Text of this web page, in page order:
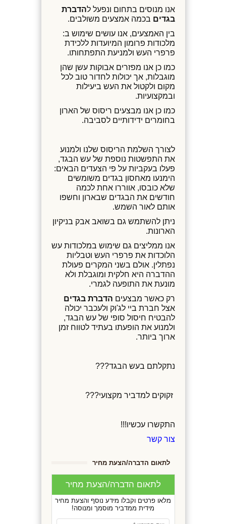
אנו מנוסים בתחום ונפעל להדברת
בגדים בכמה אמצעים משולבים.
בין האמצעים, אנו עושים שימוש ב:
מלכודות פרומון המיועדות ללכידת
פרפרי העש ולמניעת התפתחותו.
כמו כן אנו מפזרים אבוקות עשן שהן
מוגבלות, אך יכולות לחדור טוב לכל
מקום ולקטול את העש ביעילות
ובמקצועיות.
כמו כן אנו מבצעים ריסוס של הארון
בחומרים ידידותיים לסביבה.
לצורך השלמת הריסוס שלנו ולמנוע
את התפשטות נוספת של עש הבגד,
פעלו בעקביות על פי הצעדים הבאים:
הימנעו מאחסון בגדים משומשים
שלא כובסו, אווררו אחת לכמה
חודשים את הבגדים שבארון וחשפו
אותם לאור השמש.
ניתן להשתמש גם בשואב אבק בניקיון
הארונות.
אנו ממליצים גם שימוש במלכודות עש
הלוכדות את פרפרי העש וטבליות
נפתלין. אולם בשני המקרים פעולת
ההדברה היא חלקית ומוגבלת ולא
מונעת את התופעה לגמרי.
רק כאשר מבצעים הדברת בגדים
אצל חברת ביי לג'וק ולעכבר יכולה
להבטיח חיסול סופי של עש הבגד,
ולמנוע את הופעתו בעתיד לטווח זמן
ארוך ביותר.
נתקלתם בעש הבגד???
זקוקים למדביר מקצועי???
התקשרו עכשיו!!!
צור קשר
לתאום הדברה/הצעת מחיר
לתאום הדברה/הצעת מחיר
מלאו פרטים וקבלו מידע נוסף והצעת מחיר
מידית ממדביר מוסמך ומנוסה!